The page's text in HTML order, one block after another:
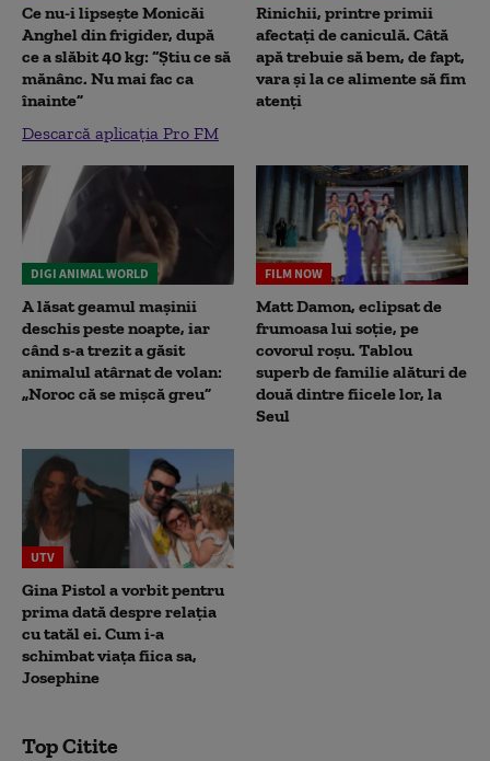
Ce nu-i lipsește Monicăi
Anghel din frigider, după
ce a slăbit 40 kg: “Știu ce să
mănânc. Nu mai fac ca
înainte”
Descarcă aplicația Pro FM
Rinichii, printre primii
afectați de caniculă. Câtă
apă trebuie să bem, de fapt,
vara și la ce alimente să fim
atenți
DIGI ANIMAL WORLD
A lăsat geamul mașinii
deschis peste noapte, iar
când s-a trezit a găsit
animalul atârnat de volan:
„Noroc că se mișcă greu”
FILM NOW
Matt Damon, eclipsat de
frumoasa lui soție, pe
covorul roșu. Tablou
superb de familie alături de
două dintre fiicele lor, la
Seul
UTV
Gina Pistol a vorbit pentru
prima dată despre relația
cu tatăl ei. Cum i-a
schimbat viața fiica sa,
Josephine
Top Citite